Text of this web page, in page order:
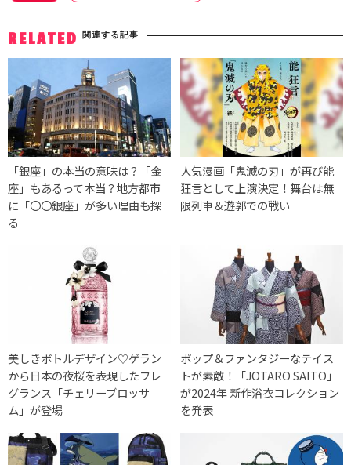
RELATED 関連する記事
「銀座」の本当の意味は？「金
座」もあるって本当？地方都市
に「〇〇銀座」が多い理由も探
る
人気漫画「鬼滅の刃」が再び能
狂言として上演決定！舞台は無
限列車＆遊郭での戦い
美しきボトルデザイン♡ゲラン
から日本の夜桜を表現したフレ
グランス「チェリーブロッサ
ム」が登場
ポップ＆ファンタジーなテイス
トが素敵！「JOTARO SAITO」
が2024年 新作浴衣コレクション
を発表